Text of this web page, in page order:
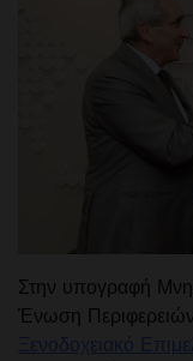
Στην υπογραφή
Ένωση